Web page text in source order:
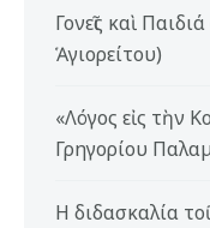
Γονεῖς καὶ
Ἁγιορείτου)
«Λόγος εἰς τὴν
Γρηγορίου
Η διδασκαλία